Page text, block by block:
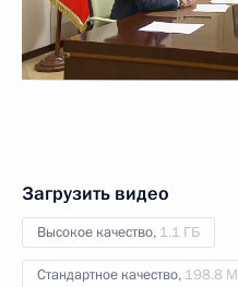
Загрузить видео
Высокое качество, 1.1 ГБ
Стандартное качество, 198.8